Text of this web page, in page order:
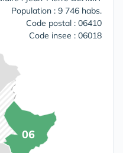
Population : 9 746 habs.
Code postal : 06410
Code insee : 06018
06